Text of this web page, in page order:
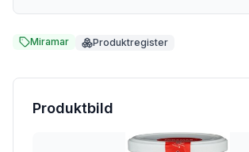
Miramar Produktregister
Produktbild